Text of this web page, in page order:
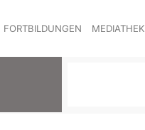
FORTBILDUNGEN MEDIATHEK